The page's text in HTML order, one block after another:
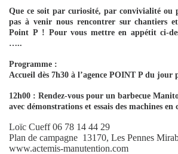
Que ce soit par curiosité, par convivialité ou
pas à venir nous rencontrer sur chantiers
Point P ! Pour vous mettre en appétit ci-
…..
Programme :
Accueil dès 7h30 à l’agence POINT P du
12h00 : Rendez-vous pour un barbecue
avec démonstrations et essais des machines en
Loïc Cueff 06 78 14 44 29
Plan de campagne 13170, Les Pennes
www.actemis-manutention.com